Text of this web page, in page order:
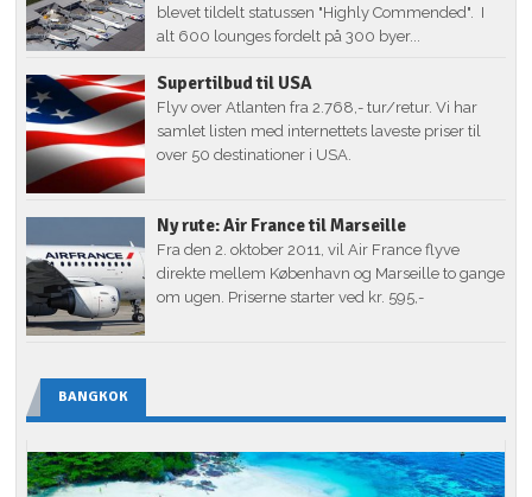
blevet tildelt statussen "Highly Commended". I
alt 600 lounges fordelt på 300 byer...
Supertilbud til USA
Flyv over Atlanten fra 2.768,- tur/retur. Vi har
samlet listen med internettets laveste priser til
over 50 destinationer i USA.
Ny rute: Air France til Marseille
Fra den 2. oktober 2011, vil Air France flyve
direkte mellem København og Marseille to gange
om ugen. Priserne starter ved kr. 595,-
BANGKOK